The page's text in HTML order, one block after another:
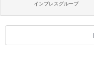
インプレスグループ